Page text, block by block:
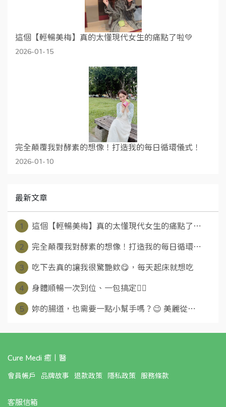
這個【輕暢美梅】真的太懂現代女生的痛點了啦💚
2026-01-15
完全顛覆我對酵素的想像！打造我的每日循環儀式！
2026-01-10
最新文章
1 這個【輕暢美梅】真的太懂現代女生的痛點了⋯
2 完全顛覆我對酵素的想像！打造我的每日循環⋯
3 吃下去真的讓我很驚艷欸😋，每天起床就想吃
4 身體順暢一次到位、一包搞定👍🏻
5 妳的腸道，也需要一點小幫手嗎？😉 美麗從⋯
Cure Medi 癒丨醫
會員帳戶 品牌故事 退款政策 隱私政策 服務條款
客服信箱